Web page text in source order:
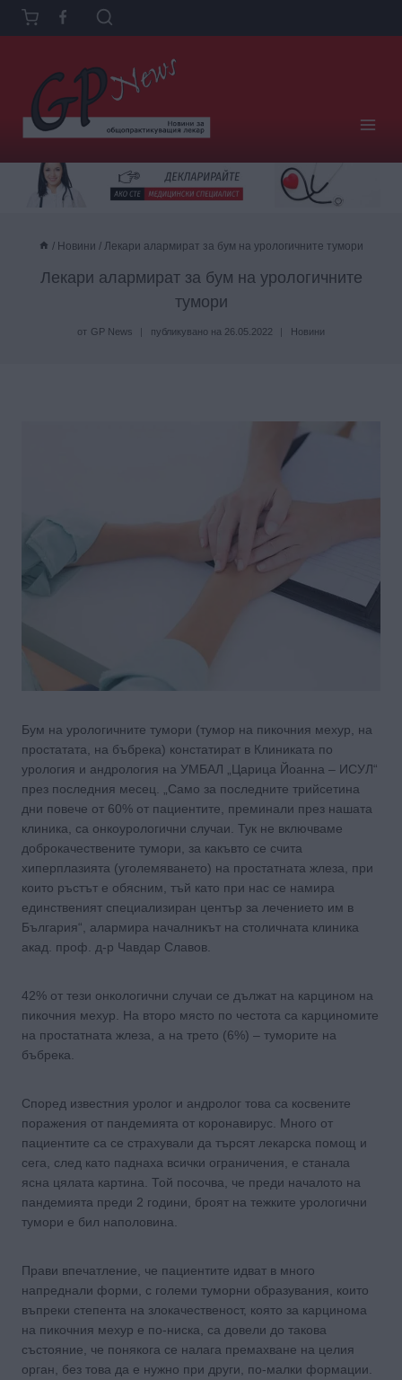
Към
съдържанието
/ Новини / Лекари алармират за бум на урологичните тумори
Лекари алармират за бум на урологичните
тумори
от GP News публикувано на 26.05.2022 Новини
Бум на урологичните тумори (тумор на пикочния мехур, на
простатата, на бъбрека) констатират в Клиниката по
урология и андрология на УМБАЛ „Царица Йоанна – ИСУЛ“
през последния месец. „Само за последните трийсетина
дни повече от 60% от пациентите, преминали през нашата
клиника, са онкоурологични случаи. Тук не включваме
доброкачествените тумори, за какъвто се счита
хиперплазията (уголемяването) на простатната жлеза, при
които ръстът е обясним, тъй като при нас се намира
единственият специализиран център за лечението им в
България“, алармира началникът на столичната клиника
акад. проф. д-р Чавдар Славов.
42% от тези онкологични случаи се дължат на карцином на
пикочния мехур. На второ място по честота са карциномите
на простатната жлеза, а на трето (6%) – туморите на
бъбрека.
Според известния уролог и андролог това са косвените
поражения от пандемията от коронавирус. Много от
пациентите са се страхували да търсят лекарска помощ и
сега, след като паднаха всички ограничения, е станала
ясна цялата картина. Той посочва, че преди началото на
пандемията преди 2 години, броят на тежките урологични
тумори е бил наполовина.
Прави впечатление, че пациентите идват в много
напреднали форми, с големи туморни образувания, които
въпреки степента на злокачественост, която за карцинома
на пикочния мехур е по-ниска, са довели до такова
състояние, че понякога се налага премахване на целия
орган, без това да е нужно при други, по-малки формации.